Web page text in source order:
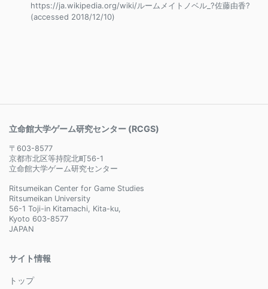
https://ja.wikipedia.org/wiki/ルームメイトノベル_?佐藤由香?
(accessed 2018/12/10)
立命館大学ゲーム研究センター (RCGS)
〒603-8577
京都市北区等持院北町56-1
立命館大学ゲーム研究センター
Ritsumeikan Center for Game Studies
Ritsumeikan University
56-1 Toji-in Kitamachi, Kita-ku,
Kyoto 603-8577
JAPAN
サイト情報
トップ